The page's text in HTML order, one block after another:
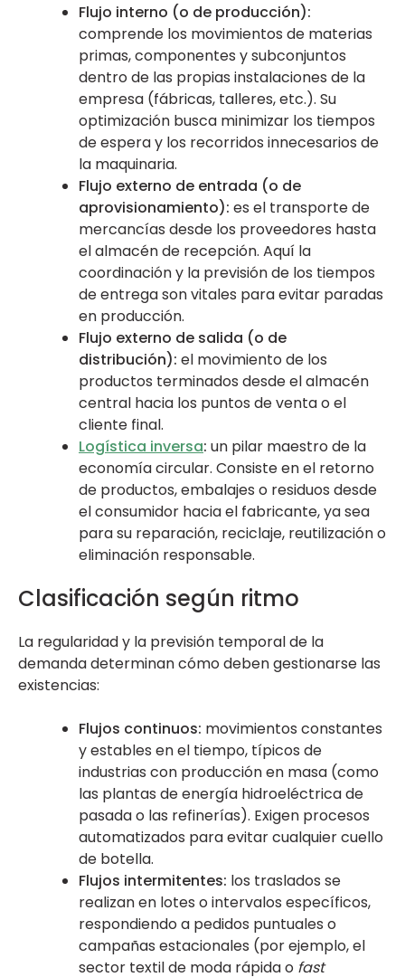
Flujo interno (o de producción):
comprende los movimientos de materias
primas, componentes y subconjuntos
dentro de las propias instalaciones de la
empresa (fábricas, talleres, etc.). Su
optimización busca minimizar los tiempos
de espera y los recorridos innecesarios de
la maquinaria.
Flujo externo de entrada (o de
aprovisionamiento): es el transporte de
mercancías desde los proveedores hasta
el almacén de recepción. Aquí la
coordinación y la previsión de los tiempos
de entrega son vitales para evitar paradas
en producción.
Flujo externo de salida (o de
distribución): el movimiento de los
productos terminados desde el almacén
central hacia los puntos de venta o el
cliente final.
Logística inversa: un pilar maestro de la
economía circular. Consiste en el retorno
de productos, embalajes o residuos desde
el consumidor hacia el fabricante, ya sea
para su reparación, reciclaje, reutilización o
eliminación responsable.
Clasificación según ritmo
La regularidad y la previsión temporal de la
demanda determinan cómo deben gestionarse las
existencias:
Flujos continuos: movimientos constantes
y estables en el tiempo, típicos de
industrias con producción en masa (como
las plantas de energía hidroeléctrica de
pasada o las refinerías). Exigen procesos
automatizados para evitar cualquier cuello
de botella.
Flujos intermitentes: los traslados se
realizan en lotes o intervalos específicos,
respondiendo a pedidos puntuales o
campañas estacionales (por ejemplo, el
sector textil de moda rápida o fast